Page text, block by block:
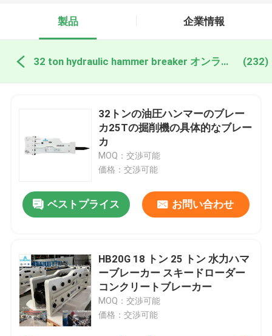
製品 企業情報
32 ton hydraulic hammer breaker オンライン製造 (232)
32トンの油圧ハンマーのブレー
カ25Tの掘削機の具体的なブレー
カ
MOQ：交渉可能
価格：交渉可能
ベストプライス お問い合わせ
HB20G 18 トン 25 トン 水力ハマ
ーブレーカー スキードローダー
コンクリートブレーカー
MOQ：交渉可能
価格：交渉可能